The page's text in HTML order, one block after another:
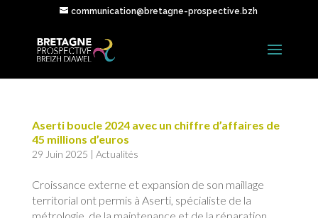
communication@bretagne-prospective.bzh
Aserti boucle 2024 avec un chiffre d’affaires de
45 millions d’euros
29 Juin 2025 | Actualités
Croissance externe et expansion de son maillage
territorial ont permis à Aserti, spécialiste de la